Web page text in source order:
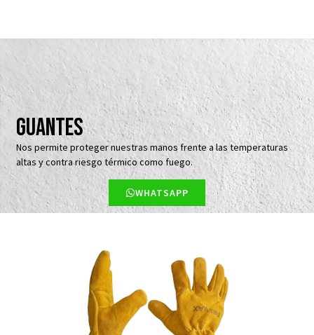
GUANTES
Nos permite proteger nuestras manos frente a las temperaturas
altas y contra riesgo térmico como fuego.
WHATSAPP